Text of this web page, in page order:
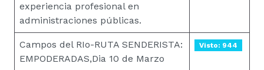
experiencia profesional en
administraciones públicas.
Campos del RIo-RUTA SENDERISTA:
EMPODERADAS,Dia 10 de Marzo
Visto: 944